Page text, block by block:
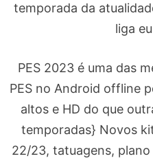
temporada da
liga
PES 2023 é uma das
PES no Android offline
altos e HD do que
temporadas} Novos
22/23, tatuagens,